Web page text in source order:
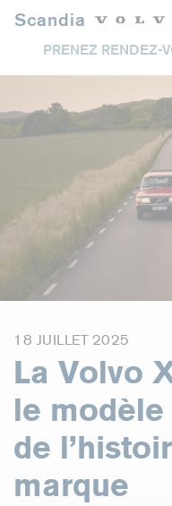
Scandia
PRENEZ RENDEZ-
18 JUILLET 2025
La Volvo
le
de
marque